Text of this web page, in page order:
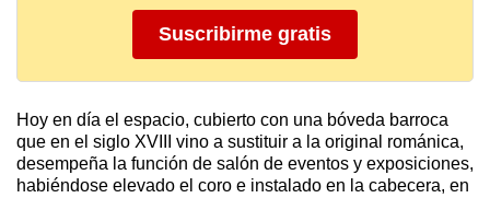
Suscribirme gratis
Hoy en día el espacio, cubierto con una bóveda barroca
que en el siglo XVIII vino a sustituir a la original románica,
desempeña la función de salón de eventos y exposiciones,
habiéndose elevado el coro e instalado en la cabecera, en